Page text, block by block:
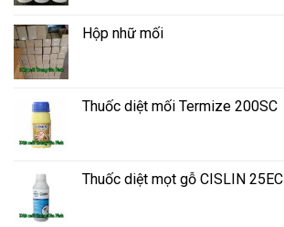
Hộp nhữ mối
Thuốc diệt mối Termize 200SC
Thuốc diệt mọt gỗ CISLIN 25EC